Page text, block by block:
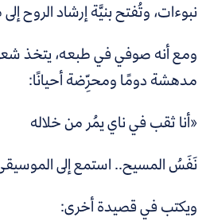
نبوءات، وتُفتح بنيَّة إرشاد الروح إلى
ومع أنه صوفي في طبعه، يتخذ شعر
مدهشة دومًا ومحرِّضة أحيانًا:
«أنا ثقب في ناي يمُر من خلاله
نَفَسُ المسيح.. استمع إلى
ويكتب في قصيدة أخرى: